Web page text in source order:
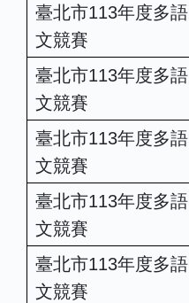
臺北市113年度多語
文競賽
臺北市113年度多語
文競賽
臺北市113年度多語
文競賽
臺北市113年度多語
文競賽
臺北市113年度多語
文競賽